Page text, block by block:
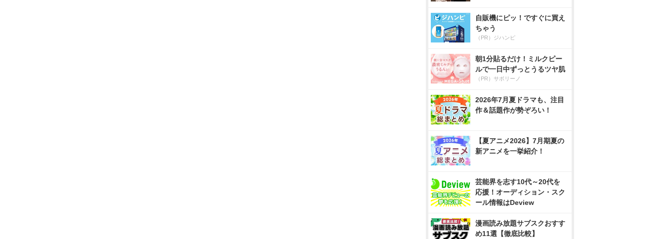
自販機にピッ！ですぐに買え
ちゃう
（PR）ジハンピ
朝1分貼るだけ！ミルクピー
ルで一日中ずっとうるツヤ肌
（PR）サボリーノ
2026年7月夏ドラマも、注目
作＆話題作が勢ぞろい！
【夏アニメ2026】7月期夏の
新アニメを一挙紹介！
芸能界を志す10代～20代を
応援！オーディション・スク
ール情報はDeview
漫画読み放題サブスクおすす
め11選【徹底比較】